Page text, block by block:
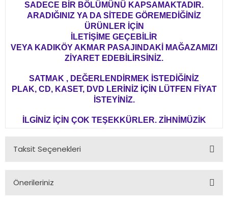
SADECE BİR BÖLÜMÜNÜ KAPSAMAKTADIR.
ARADIĞINIZ YA DA SİTEDE GÖREMEDİĞİNİZ
ÜRÜNLER İÇİN
İLETİŞİME GEÇEBİLİR
VEYA KADIKÖY AKMAR PASAJINDAKİ MAĞAZAMIZI
ZİYARET EDEBİLİRSİNİZ.
SATMAK , DEĞERLENDİRMEK İSTEDİĞİNİZ
PLAK, CD, KASET, DVD LERİNİZ İÇİN LÜTFEN FİYAT
İSTEYİNİZ.
İLGİNİZ İÇİN ÇOK TEŞEKKÜRLER. ZİHNİMÜZİK
Taksit Seçenekleri
Önerileriniz